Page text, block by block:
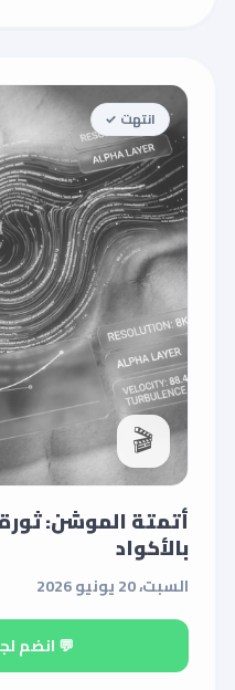
انتهت ✓
🎬
أتمتة الموشن:
بالأكواد
السبت، 20 يونيو 2026
💬 انضم